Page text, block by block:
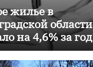
жилье в
области
на 4,6% за год